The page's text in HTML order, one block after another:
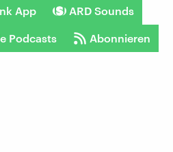
App ARD Sounds
Podcasts Abonnieren